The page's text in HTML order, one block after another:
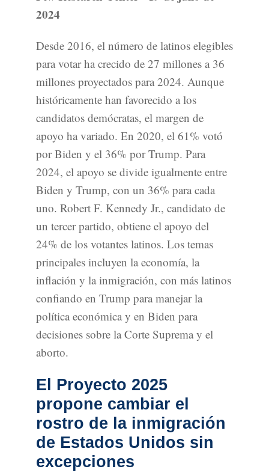
2024
Desde 2016, el número de latinos elegibles
para votar ha crecido de 27 millones a 36
millones proyectados para 2024. Aunque
históricamente han favorecido a los
candidatos demócratas, el margen de
apoyo ha variado. En 2020, el 61% votó
por Biden y el 36% por Trump. Para
2024, el apoyo se divide igualmente entre
Biden y Trump, con un 36% para cada
uno. Robert F. Kennedy Jr., candidato de
un tercer partido, obtiene el apoyo del
24% de los votantes latinos. Los temas
principales incluyen la economía, la
inflación y la inmigración, con más latinos
confiando en Trump para manejar la
política económica y en Biden para
decisiones sobre la Corte Suprema y el
aborto.
El Proyecto 2025
propone cambiar el
rostro de la inmigración
de Estados Unidos sin
excepciones